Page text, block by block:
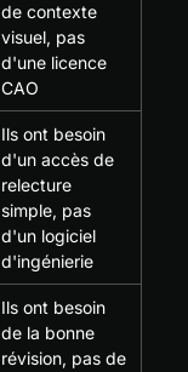
de contexte
visuel, pas
d'une licence
CAO
Ils ont besoin
d'un accès de
relecture
simple, pas
d'un logiciel
d'ingénierie
Ils ont besoin
de la bonne
révision, pas de